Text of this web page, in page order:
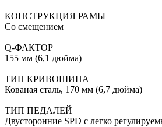
КОНСТРУКЦИЯ РАМЫ
Со смещением
Q-ФАКТОР
155 мм (6,1 дюйма)
ТИП КРИВОШИПА
Кованая сталь, 170 мм (6,7 дюйма)
ТИП ПЕДАЛЕЙ
Двусторонние SPD с легко